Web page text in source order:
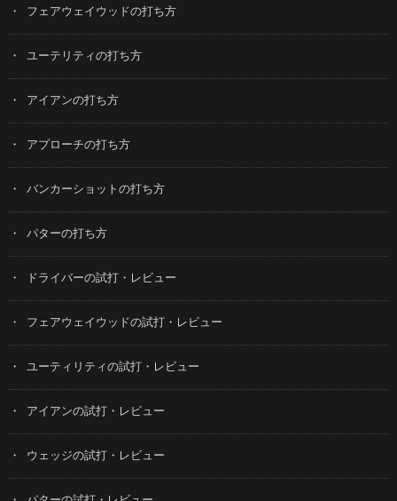
フェアウェイウッドの打ち方
ユーテリティの打ち方
アイアンの打ち方
アプローチの打ち方
バンカーショットの打ち方
パターの打ち方
ドライバーの試打・レビュー
フェアウェイウッドの試打・レビュー
ユーティリティの試打・レビュー
アイアンの試打・レビュー
ウェッジの試打・レビュー